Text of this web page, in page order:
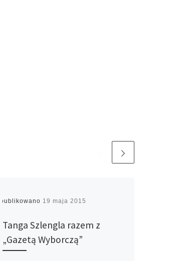
19 maja 2015
Tanga Szlengla razem z
„Gazetą Wyborczą”